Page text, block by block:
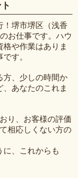
！堺市堺区（浅香
お仕事です。ハウ
や作業はありま
す。
方、少しの時間か
あなたのこれま
り、お客様の評価
相応しくない方の
に、これからも